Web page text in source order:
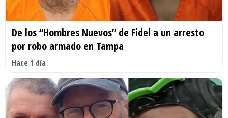
De los “Hombres Nuevos” de Fidel a un arresto
por robo armado en Tampa
Hace 1 día